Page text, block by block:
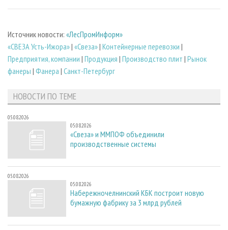
Источник новости: «ЛесПромИнформ»
«СВЕЗА Усть-Ижора»| «Свеза»| Контейнерные перевозки |
Предприятия, компании | Продукция | Производство плит | Рынок
фанеры | Фанера | Санкт-Петербург
НОВОСТИ ПО ТЕМЕ
05.08.2026
05.08.2026
«Свеза» и ММПОФ объединили
производственные системы
05.08.2026
05.08.2026
Набережночелнинский КБК построит новую
бумажную фабрику за 3 млрд рублей